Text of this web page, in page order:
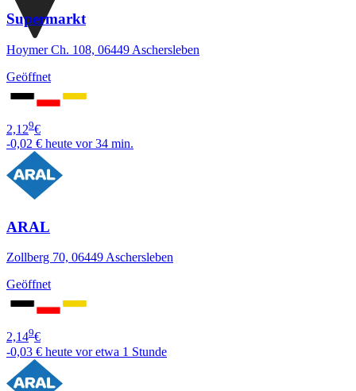
Supermarkt
Hoymer Ch. 108, 06449 Aschersleben
Geöffnet
2,129€
-0,02 € heute vor 34 min.
ARAL
Zollberg 70, 06449 Aschersleben
Geöffnet
2,149€
-0,03 € heute vor etwa 1 Stunde